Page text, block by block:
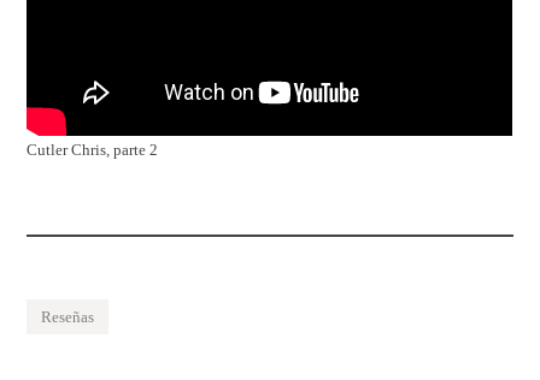
Cutler Chris, parte 2
Reseñas